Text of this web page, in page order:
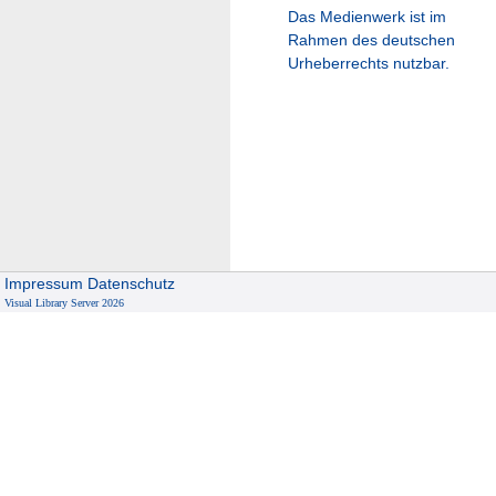
Das Medienwerk ist im
Rahmen des deutschen
Urheberrechts nutzbar.
Impressum Datenschutz
Visual Library Server 2026